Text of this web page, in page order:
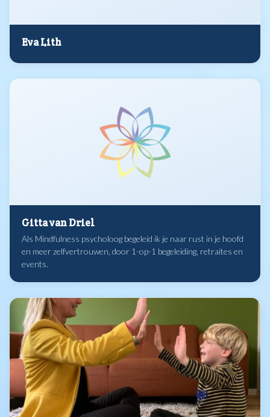
Eva Lith
Gitta van Driel
Als Mindfulness psycholoog begeleid ik je naar rust in je hoofd
en meer zelfvertrouwen, door 1-op-1 begeleiding, retraites en
events.